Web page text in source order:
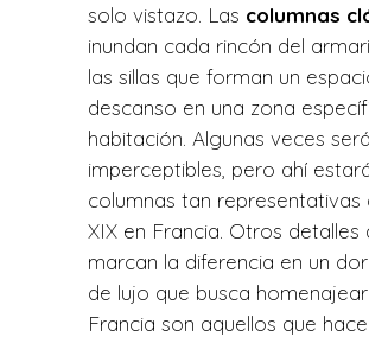
solo vistazo. Las columnas
inundan cada rincón del
las sillas que forman un
descanso en una zona
habitación. Algunas veces
imperceptibles, pero ahí
columnas tan representativas
XIX en Francia. Otros detalles
marcan la diferencia en un
de lujo que busca
Francia son aquellos que